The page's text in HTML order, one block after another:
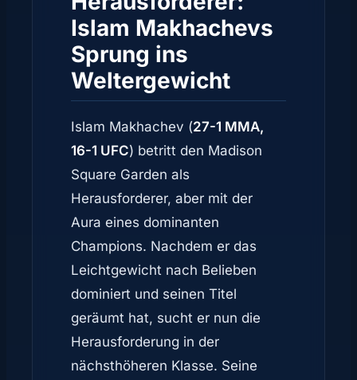
Islam Makhachevs
Sprung ins
Weltergewicht
Islam Makhachev (27-1 MMA,
16-1 UFC) betritt den Madison
Square Garden als
Herausforderer, aber mit der
Aura eines dominanten
Champions. Nachdem er das
Leichtgewicht nach Belieben
dominiert und seinen Titel
geräumt hat, sucht er nun die
Herausforderung in der
nächsthöheren Klasse. Seine